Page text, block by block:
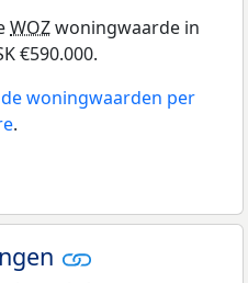
WOZwoningwaarde in
€590.000.
woningwaarden per
.